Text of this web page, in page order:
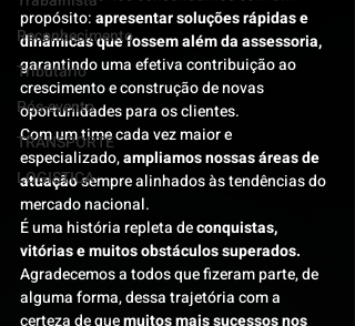
Reconhecimento
Tributário
Pós-evento
TRANSPORTE
LOGISTICA
propósito: apresentar soluções rápidas e
dinâmicas que fossem além da assessoria,
garantindo uma efetiva contribuição ao
crescimento e construção de novas
oportunidades para os clientes.
Com um time cada vez maior e
especializado, ampliamos nossas áreas de
atuação sempre alinhados às tendências do
mercado nacional.
É uma história repleta de conquistas,
vitórias e muitos obstáculos superados.
Agradecemos a todos que fizeram parte, de
alguma forma, dessa trajetória com a
certeza de que muitos mais sucessos nos